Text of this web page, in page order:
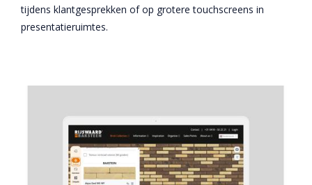
tijdens klantgesprekken of op grotere touchscreens in
presentatieruimtes.